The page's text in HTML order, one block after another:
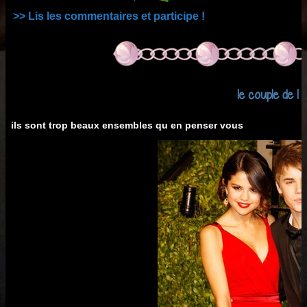
>> Lis les commentaires et participe !
le couple de l
ils sont trop beaux ensembles qu en penser vous